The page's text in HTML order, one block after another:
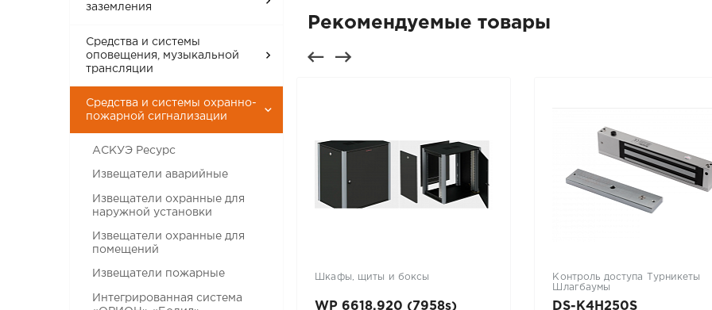
заземления
Средства и системы
оповещения, музыкальной
трансляции
Средства и системы охранно-
пожарной сигнализации
АСКУЭ Ресурс
Извещатели аварийные
Извещатели охранные для
наружной установки
Извещатели охранные для
помещений
Извещатели пожарные
Интегрированная система
Рекомендуемые товары
Контроль доступа Турникеты
GEZE TS 3000 V
Шкафы, щиты и боксы
WP 6618.920 (7958s)
Контроль доступа Турникеты
Шлагбаумы
DS-K4H250S